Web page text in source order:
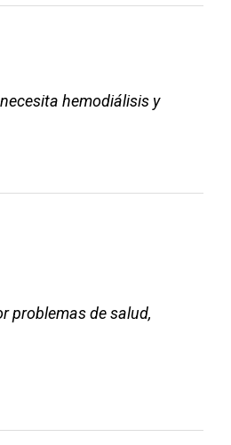
hemodiálisis y
problemas de salud,